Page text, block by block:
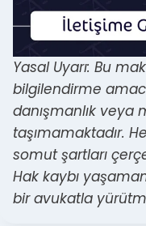
Yasal Uyarı: Bu
bilgilendirme
danışmanlık veya
taşımamaktadır.
somut şartları
Hak kaybı
bir avukatla